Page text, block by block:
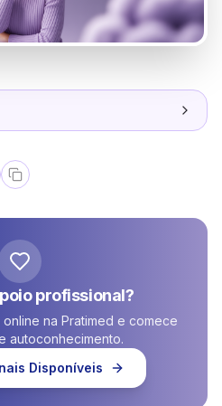
profissional?
na Pratimed e comece
autoconhecimento.
Disponíveis